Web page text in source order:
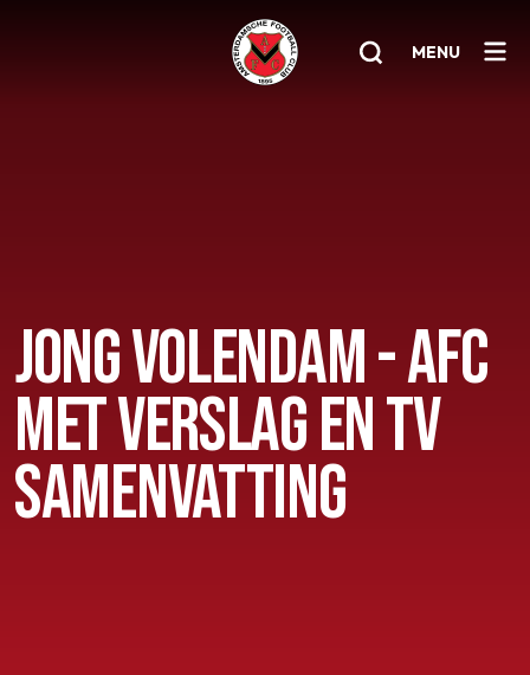
MENU
Jeugd
Senioren
Clubinfo
Nieuwsoverzicht
Sponsoring
JONG VOLENDAM - AFC
MET VERSLAG EN TV
SAMENVATTING